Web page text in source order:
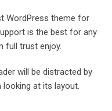
WordPress theme for
is the best for any
full trust enjoy.
will be distracted by
at its layout.